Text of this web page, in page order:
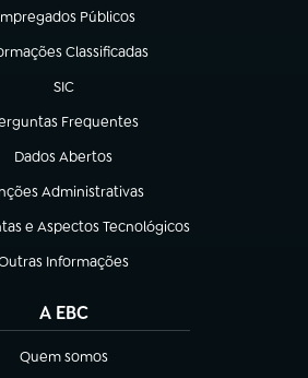
Públicos
em nova aba)
Classificadas
em nova aba)
SIC
(abre em nova aba)
Frequentes
em nova aba)
Dados Abertos
(abre em nova aba)
Administrativas
em nova aba)
e Aspectos Tecnológicos
aba)
Informações
em nova aba)
A EBC
Quem somos
(abre em nova aba)